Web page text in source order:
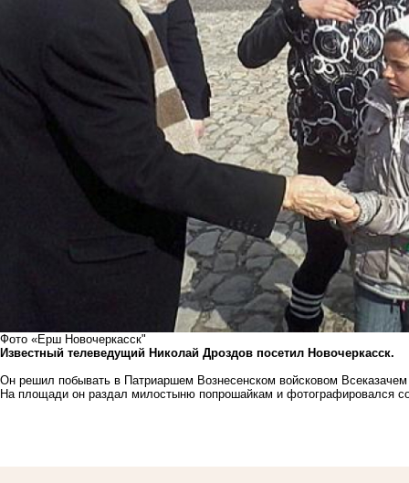
Фото «Ерш Новочеркасск"
Известный телеведущий Николай Дроздов посетил Новочеркасск.
Он решил побывать в Патриаршем Вознесенском войсковом
На площади он раздал милостыню попрошайкам и фотографировался